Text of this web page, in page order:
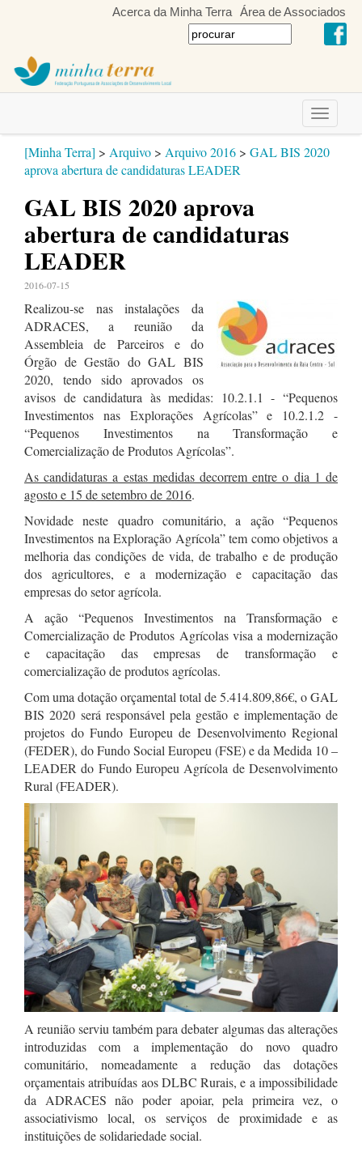
Acerca da Minha Terra Área de Associados
Toggle
[Minha Terra] > Arquivo > Arquivo 2016 > GAL BIS 2020
aprova abertura de candidaturas LEADER
GAL BIS 2020 aprova
abertura de candidaturas
LEADER
2016-07-15
Realizou-se nas instalações da
ADRACES, a reunião da
Assembleia de Parceiros e do
Órgão de Gestão do GAL BIS
2020, tendo sido aprovados os
avisos de candidatura às medidas: 10.2.1.1 - “Pequenos
Investimentos nas Explorações Agrícolas” e 10.2.1.2 -
“Pequenos Investimentos na Transformação e
Comercialização de Produtos Agrícolas”.
As candidaturas a estas medidas decorrem entre o dia 1 de
agosto e 15 de setembro de 2016.
Novidade neste quadro comunitário, a ação “Pequenos
Investimentos na Exploração Agrícola” tem como objetivos a
melhoria das condições de vida, de trabalho e de produção
dos agricultores, e a modernização e capacitação das
empresas do setor agrícola.
A ação “Pequenos Investimentos na Transformação e
Comercialização de Produtos Agrícolas visa a modernização
e capacitação das empresas de transformação e
comercialização de produtos agrícolas.
Com uma dotação orçamental total de 5.414.809,86€, o GAL
BIS 2020 será responsável pela gestão e implementação de
projetos do Fundo Europeu de Desenvolvimento Regional
(FEDER), do Fundo Social Europeu (FSE) e da Medida 10 –
LEADER do Fundo Europeu Agrícola de Desenvolvimento
Rural (FEADER).
A reunião serviu também para debater algumas das alterações
introduzidas com a implementação do novo quadro
comunitário, nomeadamente a redução das dotações
orçamentais atribuídas aos DLBC Rurais, e a impossibilidade
da ADRACES não poder apoiar, pela primeira vez, o
associativismo local, os serviços de proximidade e as
instituições de solidariedade social.